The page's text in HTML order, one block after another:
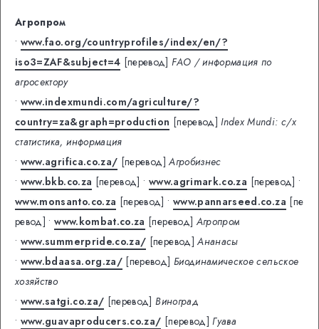
Агропром
• www.fao.org/countryprofiles/index/en/?
iso3=ZAF&subject=4 [перевод] FAO / информация по
агросектору
• www.indexmundi.com/agriculture/?
country=za&graph=production [перевод] Index Mundi: с/х
статистика, информация
• www.agrifica.co.za/ [перевод] Агробизнес
• www.bkb.co.za [перевод] • www.agrimark.co.za [перевод] •
www.monsanto.co.za [перевод] • www.pannarseed.co.za [пе
ревод] •www.kombat.co.za [перевод] Агропром
• www.summerpride.co.za/ [перевод] Ананасы
• www.bdaasa.org.za/ [перевод] Биодинамическое сельское
хозяйство
• www.satgi.co.za/ [перевод] Виноград
• www.guavaproducers.co.za/ [перевод] Гуава